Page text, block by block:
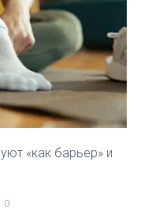
«как барьер» и
0